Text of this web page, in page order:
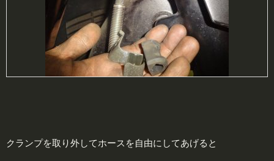
クランプを取り外してホースを自由にしてあげると